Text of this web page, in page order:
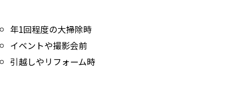
年1回程度の大掃除時
イベントや撮影会前
引越しやリフォーム時